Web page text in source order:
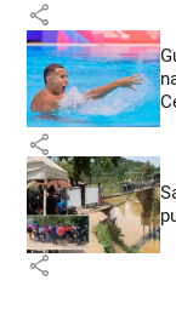
share
share
share